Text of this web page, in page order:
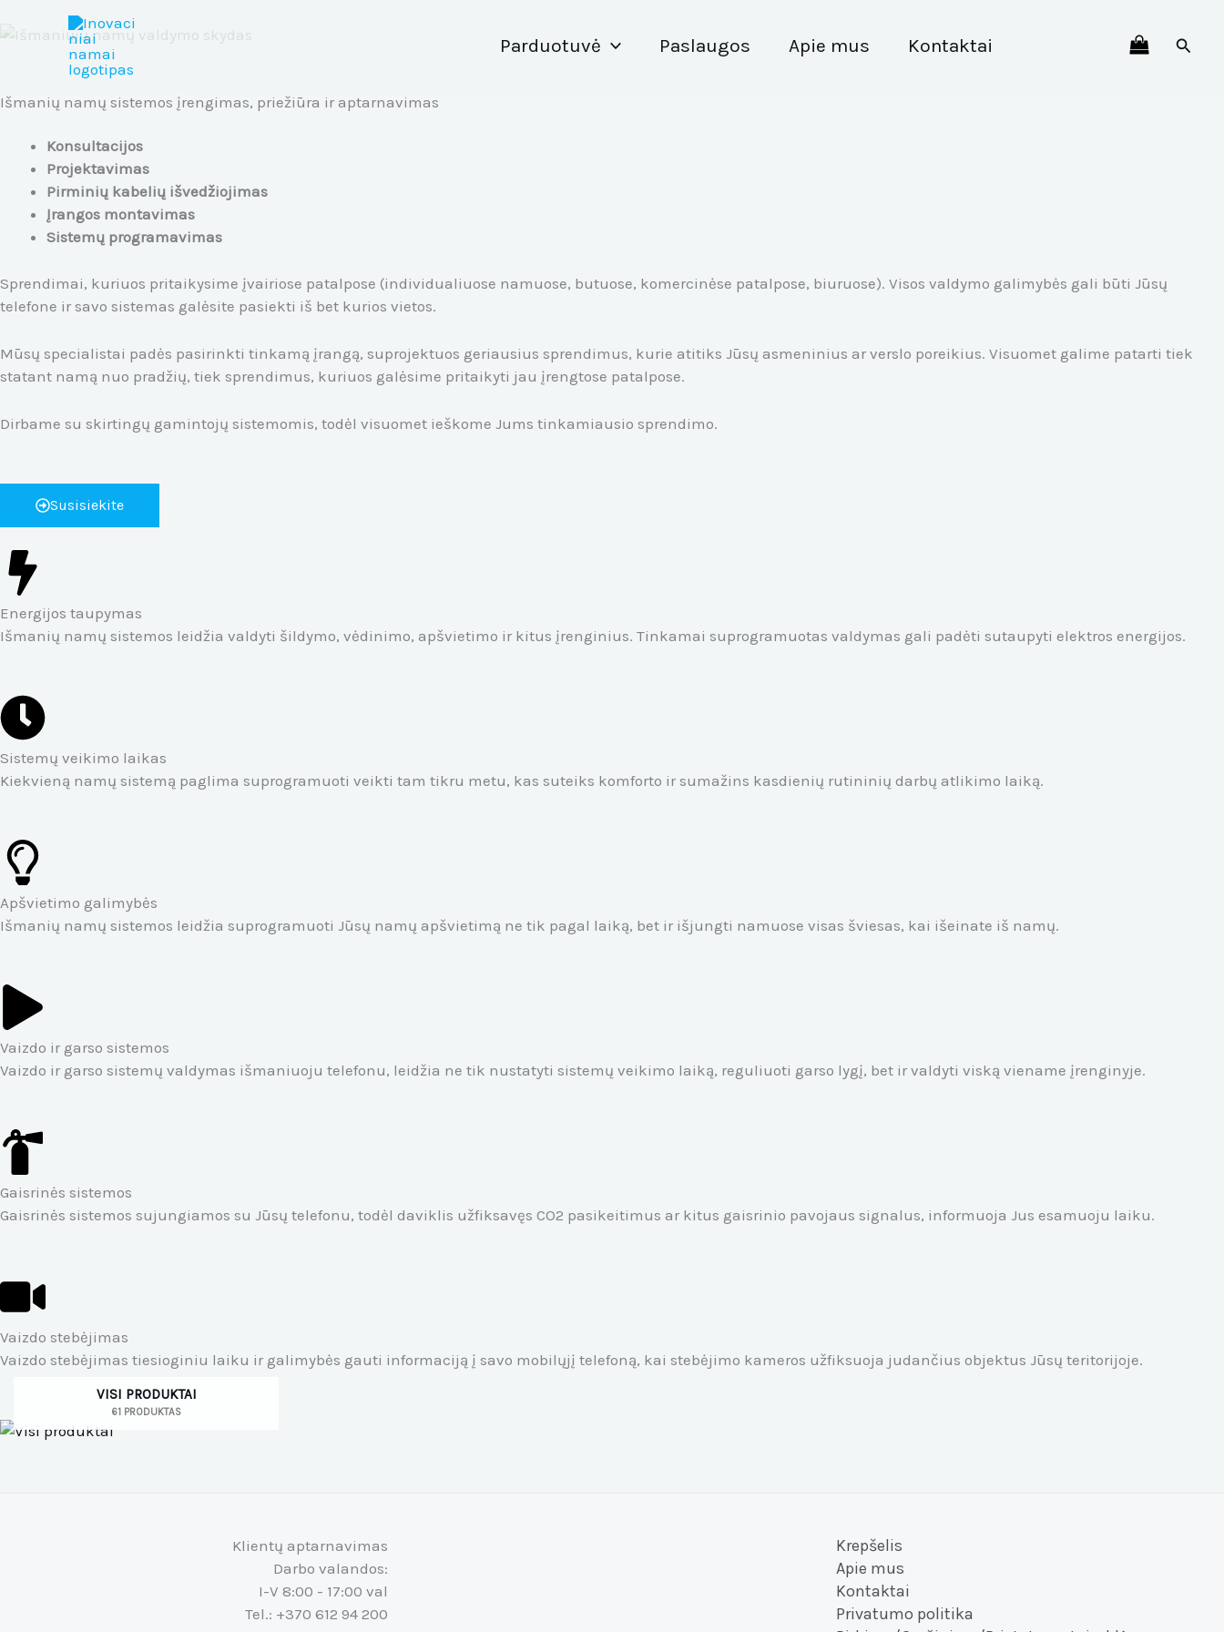
prie
Parduotuvė Paslaugos Apie mus Kontaktai
Išmanių namų sistemos įrengimas, priežiūra ir aptarnavimas
Konsultacijos
Projektavimas
Pirminių kabelių išvedžiojimas
Įrangos montavimas
Sistemų programavimas
Sprendimai, kuriuos pritaikysime įvairiose patalpose (individualiuose namuose, butuose, komercinėse patalpose, biuruose). Visos valdymo galimybės gali būti Jūsų
telefone ir savo sistemas galėsite pasiekti iš bet kurios vietos.
Mūsų specialistai padės pasirinkti tinkamą įrangą, suprojektuos geriausius sprendimus, kurie atitiks Jūsų asmeninius ar verslo poreikius. Visuomet galime patarti tiek
statant namą nuo pradžių, tiek sprendimus, kuriuos galėsime pritaikyti jau įrengtose patalpose.
Dirbame su skirtingų gamintojų sistemomis, todėl visuomet ieškome Jums tinkamiausio sprendimo.
Susisiekite
Energijos taupymas
Išmanių namų sistemos leidžia valdyti šildymo, vėdinimo, apšvietimo ir kitus įrenginius. Tinkamai suprogramuotas valdymas gali padėti sutaupyti elektros energijos.
Sistemų veikimo laikas
Kiekvieną namų sistemą paglima suprogramuoti veikti tam tikru metu, kas suteiks komforto ir sumažins kasdienių rutininių darbų atlikimo laiką.
Apšvietimo galimybės
Išmanių namų sistemos leidžia suprogramuoti Jūsų namų apšvietimą ne tik pagal laiką, bet ir išjungti namuose visas šviesas, kai išeinate iš namų.
Vaizdo ir garso sistemos
Vaizdo ir garso sistemų valdymas išmaniuoju telefonu, leidžia ne tik nustatyti sistemų veikimo laiką, reguliuoti garso lygį, bet ir valdyti viską viename įrenginyje.
Gaisrinės sistemos
Gaisrinės sistemos sujungiamos su Jūsų telefonu, todėl daviklis užfiksavęs CO2 pasikeitimus ar kitus gaisrinio pavojaus signalus, informuoja Jus esamuoju laiku.
Vaizdo stebėjimas
Vaizdo stebėjimas tiesioginiu laiku ir galimybės gauti informaciją į savo mobilųjį telefoną, kai stebėjimo kameros užfiksuoja judančius objektus Jūsų teritorijoje.
VISI PRODUKTAI
61 PRODUKTAS
Klientų aptarnavimas
Darbo valandos:
I-V 8:00 - 17:00 val
Tel.: +370 612 94 200
Krepšelis
Apie mus
Kontaktai
Privatumo politika